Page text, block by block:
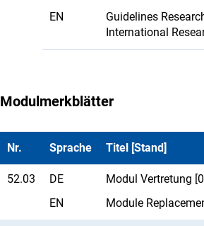
EN
Guidelines
International
Modulmerkblätter
Nr. Sprache Titel [Stand]
52.03 DE
Modul Vertretung
EN
Module